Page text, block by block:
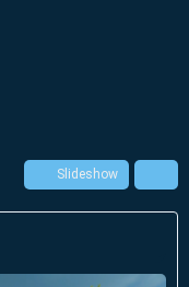
Slideshow